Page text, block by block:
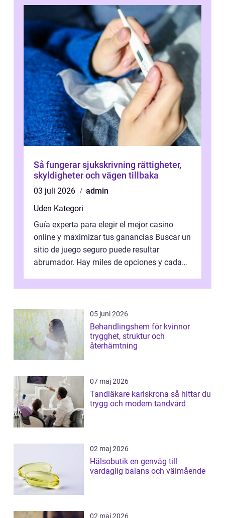
Så fungerar sjukskrivning rättigheter,
skyldigheter och vägen tillbaka
03 juli 2026
admin
Uden Kategori
Guía experta para elegir el mejor casino
online y maximizar tus ganancias Buscar un
sitio de juego seguro puede resultar
abrumador. Hay miles de opciones y cada
05 juni 2026
Behandlingshem för kvinnor
trygghet, struktur och
återhämtning
07 maj 2026
Tandläkare karlskrona så hittar du
trygg och modern tandvård
02 maj 2026
Hälsobutik en genväg till
vardaglig balans och välmående
02 maj 2026